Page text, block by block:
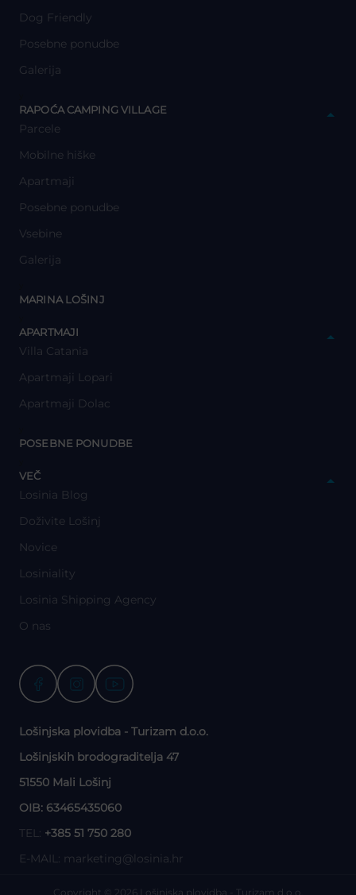
Dog Friendly
Posebne ponudbe
Galerija
RAPOĆA CAMPING VILLAGE
Parcele
Mobilne hiške
Apartmaji
Posebne ponudbe
Vsebine
Galerija
MARINA LOŠINJ
APARTMAJI
Villa Catania
Apartmaji Lopari
Apartmaji Dolac
POSEBNE PONUDBE
VEČ
Losinia Blog
Doživite Lošinj
Novice
Losiniality
Losinia Shipping Agency
O nas
Lošinjska plovidba - Turizam d.o.o.
Lošinjskih brodograditelja 47
51550 Mali Lošinj
OIB: 63465435060
TEL: +385 51 750 280
E-MAIL: marketing@losinia.hr
Copyright © 2026 Lošinjska plovidba - Turizam d.o.o.